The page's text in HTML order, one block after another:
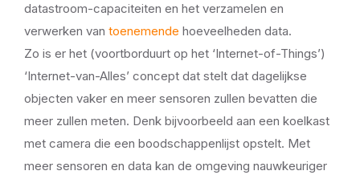
datastroom-capaciteiten en het verzamelen en
verwerken van toenemende hoeveelheden data.
Zo is er het (voortborduurt op het ‘Internet-of-Things’)
‘Internet-van-Alles’ concept dat stelt dat dagelijkse
objecten vaker en meer sensoren zullen bevatten die
meer zullen meten. Denk bijvoorbeeld aan een koelkast
met camera die een boodschappenlijst opstelt. Met
meer sensoren en data kan de omgeving nauwkeuriger